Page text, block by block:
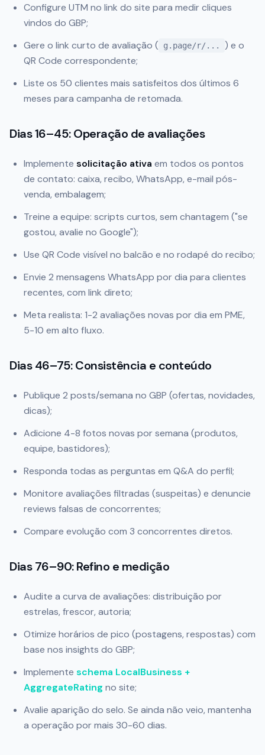
Configure UTM no link do site para medir cliques
vindos do GBP;
Gere o link curto de avaliação (
g.page/r/...
) e o
QR Code correspondente;
Liste os 50 clientes mais satisfeitos dos últimos 6
meses para campanha de retomada.
Dias 16–45: Operação de avaliações
Implemente solicitação ativa em todos os pontos
de contato: caixa, recibo, WhatsApp, e-mail pós-
venda, embalagem;
Treine a equipe: scripts curtos, sem chantagem ("se
gostou, avalie no Google");
Use QR Code visível no balcão e no rodapé do recibo;
Envie 2 mensagens WhatsApp por dia para clientes
recentes, com link direto;
Meta realista: 1-2 avaliações novas por dia em PME,
5-10 em alto fluxo.
Dias 46–75: Consistência e conteúdo
Publique 2 posts/semana no GBP (ofertas, novidades,
dicas);
Adicione 4-8 fotos novas por semana (produtos,
equipe, bastidores);
Responda todas as perguntas em Q&A do perfil;
Monitore avaliações filtradas (suspeitas) e denuncie
reviews falsas de concorrentes;
Compare evolução com 3 concorrentes diretos.
Dias 76–90: Refino e medição
Audite a curva de avaliações: distribuição por
estrelas, frescor, autoria;
Otimize horários de pico (postagens, respostas) com
base nos insights do GBP;
Implemente schema LocalBusiness +
AggregateRating no site;
Avalie aparição do selo. Se ainda não veio, mantenha
a operação por mais 30-60 dias.